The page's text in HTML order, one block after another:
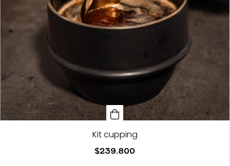
Kit cupping
$239.800